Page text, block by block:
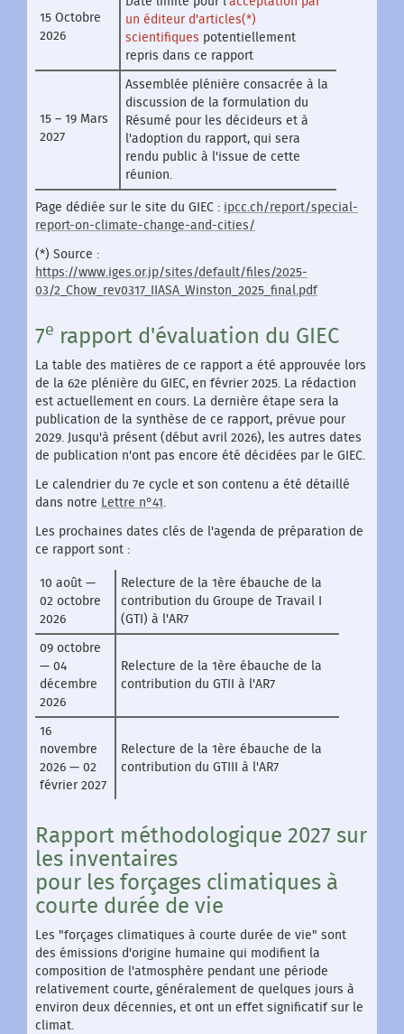
15 Octobre
2026
un éditeur d'articles(*)
scientifiques potentiellement
repris dans ce rapport
15 – 19 Mars
2027
Assemblée plénière consacrée à la
discussion de la formulation du
Résumé pour les décideurs et à
l'adoption du rapport, qui sera
rendu public à l'issue de cette
réunion.
Page dédiée sur le site du GIEC : ipcc.ch/report/special-
report-on-climate-change-and-cities/
(*) Source :
https://www.iges.or.jp/sites/default/files/2025-
03/2_Chow_rev0317_IIASA_Winston_2025_final.pdf
7e rapport d'évaluation du GIEC
La table des matières de ce rapport a été approuvée lors
de la 62e plénière du GIEC, en février 2025. La rédaction
est actuellement en cours. La dernière étape sera la
publication de la synthèse de ce rapport, prévue pour
2029. Jusqu'à présent (début avril 2026), les autres dates
de publication n'ont pas encore été décidées par le GIEC.
Le calendrier du 7e cycle et son contenu a été détaillé
dans notre
Lettre n°41
Les prochaines dates clés de l'agenda de préparation de
ce rapport sont :
10 août —
02 octobre
2026
Relecture de la 1ère ébauche de la
contribution du Groupe de Travail I
(GTI) à l'AR7
09 octobre
— 04
décembre
2026
Relecture de la 1ère ébauche de la
contribution du GTII à l'AR7
16
novembre
2026 — 02
février 2027
Relecture de la 1ère ébauche de la
contribution du GTIII à l'AR7
Rapport méthodologique 2027 sur
les inventaires
pour les forçages climatiques à
courte durée de vie
Les "forçages climatiques à courte durée de vie" sont
des émissions d'origine humaine qui modifient la
composition de l'atmosphère pendant une période
relativement courte, généralement de quelques jours à
environ deux décennies, et ont un effet significatif sur le
climat.